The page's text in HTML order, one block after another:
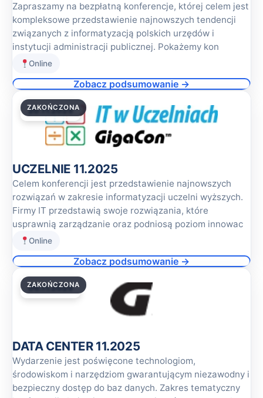
Zapraszamy na bezpłatną konferencje, której celem jest
kompleksowe przedstawienie najnowszych tendencji
związanych z informatyzacją polskich urzędów i
instytucji administracji publicznej. Pokażemy kon
Online
Zobacz podsumowanie →
20.11.2025
ZAKOŃCZONA
UCZELNIE 11.2025
Celem konferencji jest przedstawienie najnowszych
rozwiązań w zakresie informatyzacji uczelni wyższych.
Firmy IT przedstawią swoje rozwiązania, które
usprawnią zarządzanie oraz podniosą poziom innowac
Online
Zobacz podsumowanie →
06.11.2025
ZAKOŃCZONA
DATA CENTER 11.2025
Wydarzenie jest poświęcone technologiom,
środowiskom i narzędziom gwarantującym niezawodny i
bezpieczny dostęp do baz danych. Zakres tematyczny